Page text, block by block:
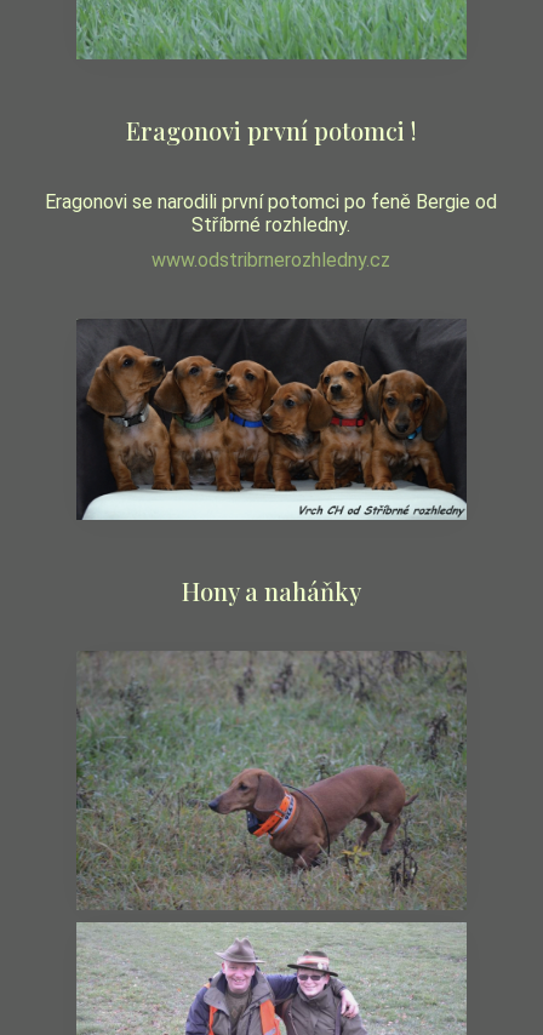
Eragonovi první potomci !
Eragonovi se narodili první potomci po feně Bergie od
Stříbrné rozhledny.
www.odstribrnerozhledny.cz
Hony a naháňky